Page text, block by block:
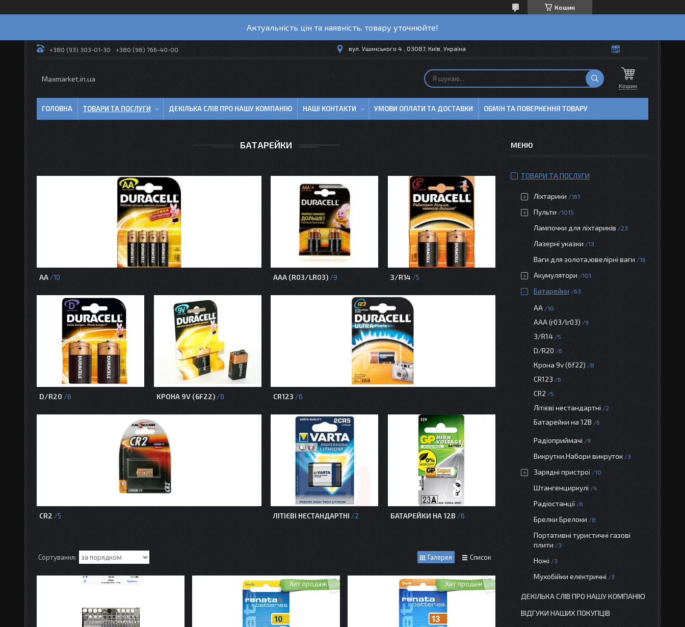
Кошик
Актуальність цін та наявність. товару уточнюйте!
+380 (93) 303-01-30 +380 (98) 766-40-00 вул. Ушинського 4 , 03087, Київ, Україна
Maxmarket.in.ua
Кошик
ГОЛОВНА ТОВАРИ ТА ПОСЛУГИ ДЕКІЛЬКА СЛІВ ПРО НАШУ КОМПАНІЮ НАШІ КОНТАКТИ УМОВИ ОПЛАТИ ТА ДОСТАВКИ ОБМІН ТА ПОВЕРНЕННЯ ТОВАРУ
БАТАРЕЙКИ
АА 10 AAA (R03/LR03) 9 З/R14 5
D/R20 6 КРОНА 9V (6F22) 8 CR123 6
CR2 5 ЛІТІЄВІ НЕСТАНДАРТНІ 2 БАТАРЕЙКИ НА 12В 6
Галерея Список
Хит продаж Хит продаж
ТОВАРИ ТА ПОСЛУГИ
Ліхтарики 161
Пульти 1015
Лампочки для ліхтариків 23
Лазерні указки 13
Ваги для золота,ювелірні ваги 16
Акумулятори 101
Батарейки 63
АА 10
AAA (r03/lr03) 9
З/R14 5
D/R20 6
Крона 9v (6f22) 8
CR123 6
CR2 5
Літієві нестандартні 2
Батарейки на 12В 6
Радіоприймачі 9
Викрутки.Набори викруток 3
Зарядні пристрої 10
Штангенциркулі 4
Радіостанції 6
Брелки Брелоки 8
Портативні туристичні газові
плити
3
Ножі 3
Мухобійки електричні 3
ДЕКІЛЬКА СЛІВ ПРО НАШУ КОМПАНІЮ
ВІДГУКИ НАШИХ ПОКУПЦІВ